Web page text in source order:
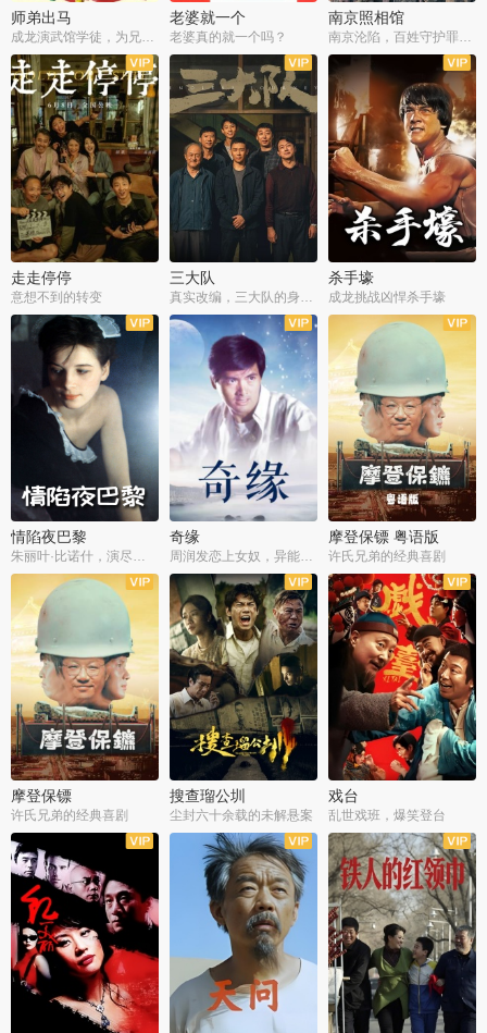
师弟出马
成龙演武馆学徒，为兄搏命战黑道
老婆就一个
老婆真的就一个吗？
南京照相馆
南京沦陷，百姓守护罪证底片
走走停停
意想不到的转变
三大队 杀手壕
成龙挑战凶悍杀手壕
情陷夜巴黎
朱丽叶·比诺什，演尽失爱之痛
奇缘
周润发恋上女奴，异能护体战邪派
摩登保镖 粤语版
许氏兄弟的经典喜剧
摩登保镖
许氏兄弟的经典喜剧
搜查瑠公圳
尘封六十余载的未解悬案
戏台
乱世戏班，爆笑登台